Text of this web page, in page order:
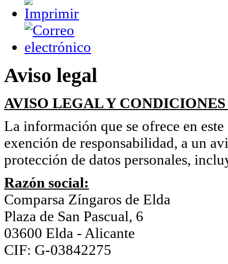
Aviso legal
AVISO LEGAL Y CONDICIONES
La información que se ofrece en
exención de responsabilidad, a un
protección de datos personales,
Razón social:
Comparsa Zíngaros de Elda
Plaza de San Pascual, 6
03600 Elda - Alicante
CIF: G-03842275